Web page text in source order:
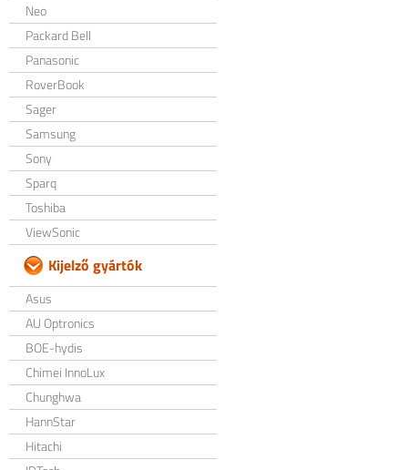
Neo
Packard Bell
Panasonic
RoverBook
Sager
Samsung
Sony
Sparq
Toshiba
ViewSonic
Kijelző gyártók
Asus
AU Optronics
BOE-hydis
Chimei InnoLux
Chunghwa
HannStar
Hitachi